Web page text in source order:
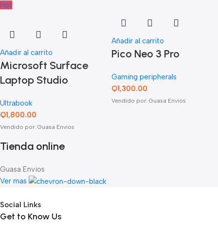
Hot
Añadir al carrito
Microsoft Surface
Laptop Studio
Ultrabook
Q1,800.00
Vendido por: Guasa Envios
Añadir al carrito
Pico Neo 3 Pro
Gaming peripherals
Q1,300.00
Vendido por: Guasa Envios
Tienda online
Guasa Envios
Ver mas
Social Links
Get to Know Us